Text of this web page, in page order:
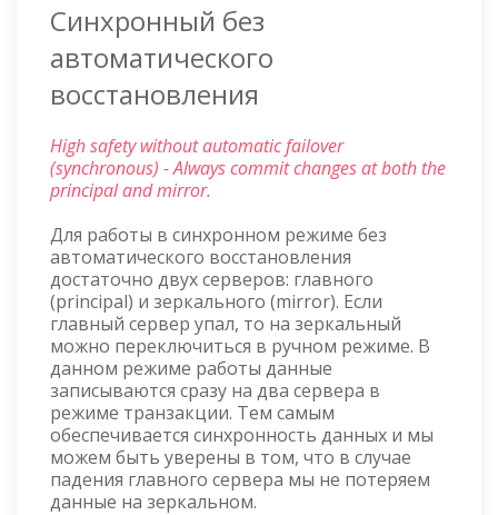
Синхронный без
автоматического
восстановления
High safety without automatic failover
(synchronous) - Always commit changes at both the
principal and mirror.
Для работы в синхронном режиме без
автоматического восстановления
достаточно двух серверов: главного
(principal) и зеркального (mirror). Если
главный сервер упал, то на зеркальный
можно переключиться в ручном режиме. В
данном режиме работы данные
записываются сразу на два сервера в
режиме транзакции. Тем самым
обеспечивается синхронность данных и мы
можем быть уверены в том, что в случае
падения главного сервера мы не потеряем
данные на зеркальном.